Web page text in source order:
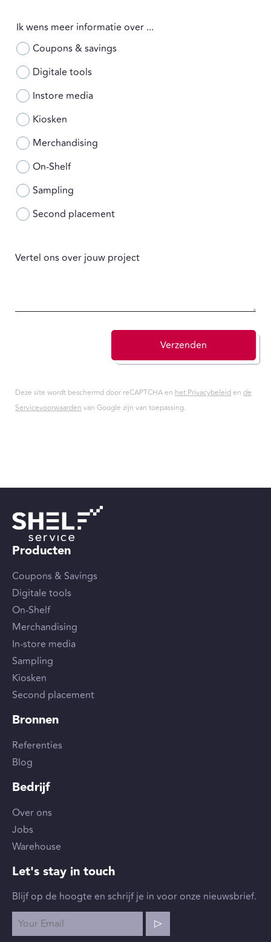
Ik wens meer informatie over ...
Coupons & savings
Digitale tools
Instore media
Kiosken
Merchandising
On-Shelf
Sampling
Second placement
Vertel ons over jouw project
Verzenden
Deze site wordt beschermd door reCAPTCHA en het Privacybeleiden de
Servicevoorwaardenvan Google zijn van toepassing.
Producten
Coupons & Savings
Digitale tools
On-Shelf
Merchandising
In-store media
Sampling
Kiosken
Second placement
Bronnen
Referenties
Blog
Bedrijf
Over ons
Jobs
Warehouse
Let's stay in touch
Blijf op de hoogte en schrijf je in voor onze nieuwsbrief.